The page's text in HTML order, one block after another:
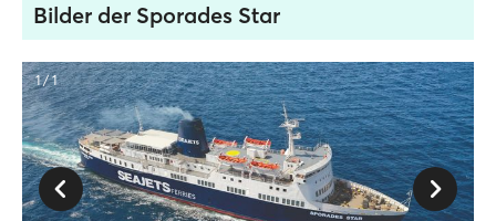
Bilder der Sporades Star
1 / 1